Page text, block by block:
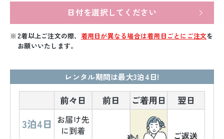
日付を選択してください
2着以上ご注文の際、 着用日が異なる場合は着用日ごとにご注文を
お願いいたします。
レンタル期間は最大3泊4日!